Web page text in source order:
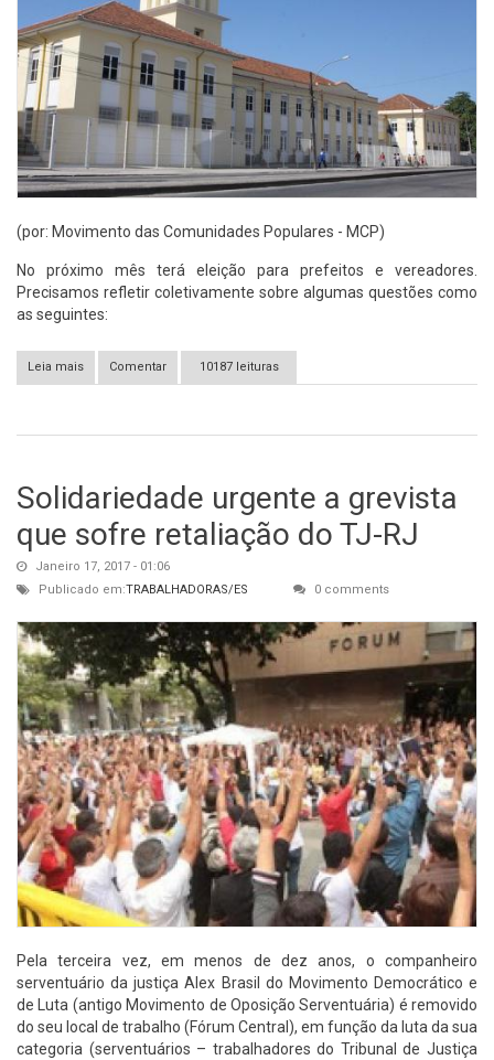
(por: Movimento das Comunidades Populares - MCP)
No próximo mês terá eleição para prefeitos e vereadores.
Precisamos refletir coletivamente sobre algumas questões como
as seguintes:
Leia mais sobre Eleições de novo? Qual é a vantagem para o povo?
Comentar 10187 leituras
Solidariedade urgente a grevista
que sofre retaliação do TJ-RJ
Janeiro 17, 2017 - 01:06
Publicado em:TRABALHADORAS/ES 0 comments
Pela terceira vez, em menos de dez anos, o companheiro
serventuário da justiça Alex Brasil do Movimento Democrático e
de Luta (antigo Movimento de Oposição Serventuária) é removido
do seu local de trabalho (Fórum Central), em função da luta da sua
categoria (serventuários – trabalhadores do Tribunal de Justiça